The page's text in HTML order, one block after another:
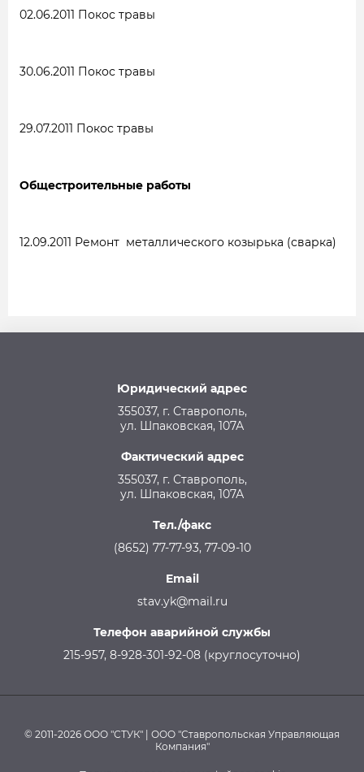
02.06.2011 Покос травы
30.06.2011 Покос травы
29.07.2011 Покос травы
Общестроительные работы
12.09.2011 Ремонт металлического козырька (сварка)
Юридический адрес
355037, г. Ставрополь,
ул. Шпаковская, 107А
Фактический адрес
355037, г. Ставрополь,
ул. Шпаковская, 107А
Тел./факс
(8652) 77-77-93, 77-09-10
Email
stav.yk@mail.ru
Телефон аварийной службы
215-957, 8-928-301-92-08 (круглосуточно)
© 2011-2026 ООО "СТУК" | ООО "Ставропольская Управляющая
Компания"